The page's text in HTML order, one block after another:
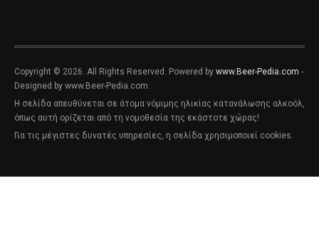
Copyright © 2026. All Rights Reserved. Powered by www.Beer-Pedia.com -
Designed by www.Beer-Pedia.com.
Η σελίδα απευθύνεται σε άτομα νόμιμης ηλικίας κατανάλωσης αλκοόλ,
όπως αυτή ορίζεται από τη νομοθεσία της εκάστοτε χώρας!
Για τις μέγιστες δυνατές υπηρεσίες, η σελίδα χρησιμοποιεί cookies.